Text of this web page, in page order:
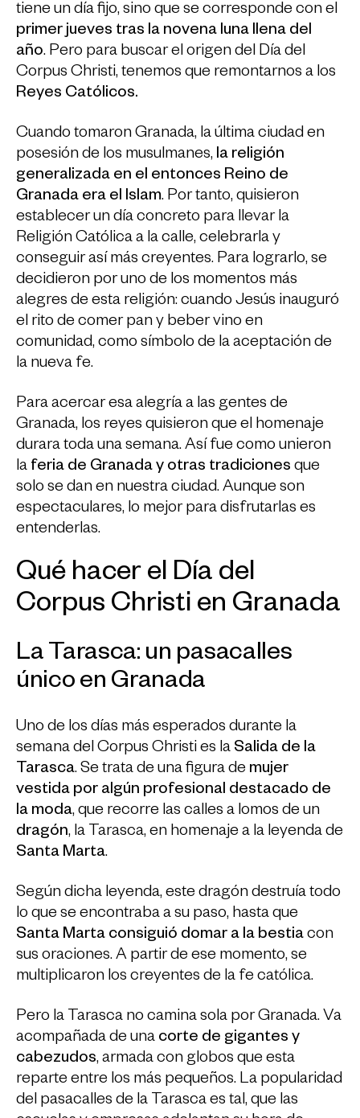
tiene un día fijo, sino que se corresponde con el
primer jueves tras la novena luna llena del
año. Pero para buscar el origen del Día del
Corpus Christi, tenemos que remontarnos a los
Reyes Católicos.
Cuando tomaron Granada, la última ciudad en
posesión de los musulmanes, la religión
generalizada en el entonces Reino de
Granada era el Islam. Por tanto, quisieron
establecer un día concreto para llevar la
Religión Católica a la calle, celebrarla y
conseguir así más creyentes. Para lograrlo, se
decidieron por uno de los momentos más
alegres de esta religión: cuando Jesús inauguró
el rito de comer pan y beber vino en
comunidad, como símbolo de la aceptación de
la nueva fe.
Para acercar esa alegría a las gentes de
Granada, los reyes quisieron que el homenaje
durara toda una semana. Así fue como unieron
la feria de Granada y otras tradiciones que
solo se dan en nuestra ciudad. Aunque son
espectaculares, lo mejor para disfrutarlas es
entenderlas.
Qué hacer el Día del
Corpus Christi en Granada
La Tarasca: un pasacalles
único en Granada
Uno de los días más esperados durante la
semana del Corpus Christi es la Salida de la
Tarasca. Se trata de una figura de mujer
vestida por algún profesional destacado de
la moda, que recorre las calles a lomos de un
dragón, la Tarasca, en homenaje a la leyenda de
Santa Marta.
Según dicha leyenda, este dragón destruía todo
lo que se encontraba a su paso, hasta que
Santa Marta consiguió domar a la bestiacon
sus oraciones. A partir de ese momento, se
multiplicaron los creyentes de la fe católica.
Pero la Tarasca no camina sola por Granada. Va
acompañada de una corte de gigantes y
cabezudos, armada con globos que esta
reparte entre los más pequeños. La popularidad
del pasacalles de la Tarasca es tal, que las